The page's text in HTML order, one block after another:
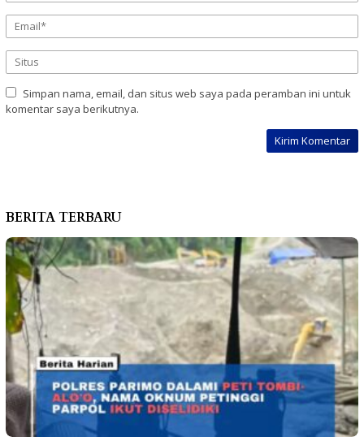
Simpan nama, email, dan situs web saya pada peramban ini untuk
komentar saya berikutnya.
BERITA TERBARU